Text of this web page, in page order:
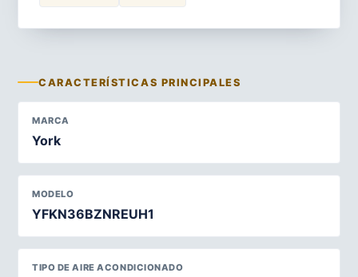
CARACTERÍSTICAS PRINCIPALES
MARCA
York
MODELO
YFKN36BZNREUH1
TIPO DE AIRE ACONDICIONADO